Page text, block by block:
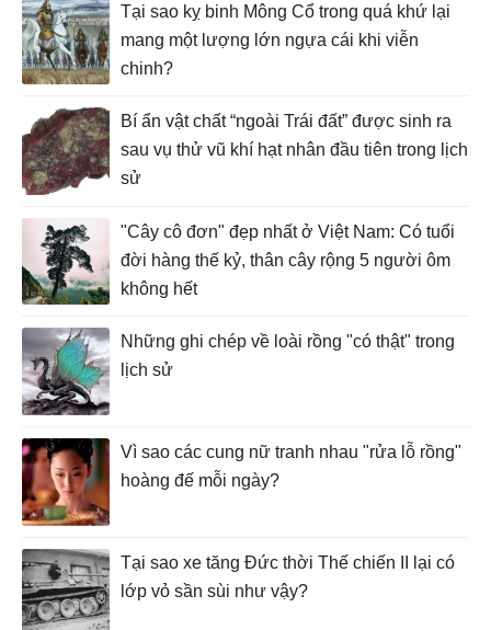
Tại sao kỵ binh Mông Cổ trong quá khứ lại
mang một lượng lớn ngựa cái khi viễn
chinh?
Bí ẩn vật chất “ngoài Trái đất” được sinh ra
sau vụ thử vũ khí hạt nhân đầu tiên trong lịch
sử
"Cây cô đơn" đẹp nhất ở Việt Nam: Có tuổi
đời hàng thế kỷ, thân cây rộng 5 người ôm
không hết
Những ghi chép về loài rồng "có thật" trong
lịch sử
Vì sao các cung nữ tranh nhau "rửa lỗ rồng"
hoàng đế mỗi ngày?
Tại sao xe tăng Đức thời Thế chiến II lại có
lớp vỏ sần sùi như vậy?